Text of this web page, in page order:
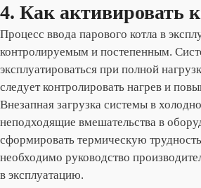
4. Как активировать
Процесс ввода парового котла в
контролируемым и постепенным.
эксплуатироваться при полной
следует контролировать нагрев и
Внезапная загрузка системы в
неподходящие вмешательства в
сформировать термическую
необходимо руководство
в эксплуатацию.